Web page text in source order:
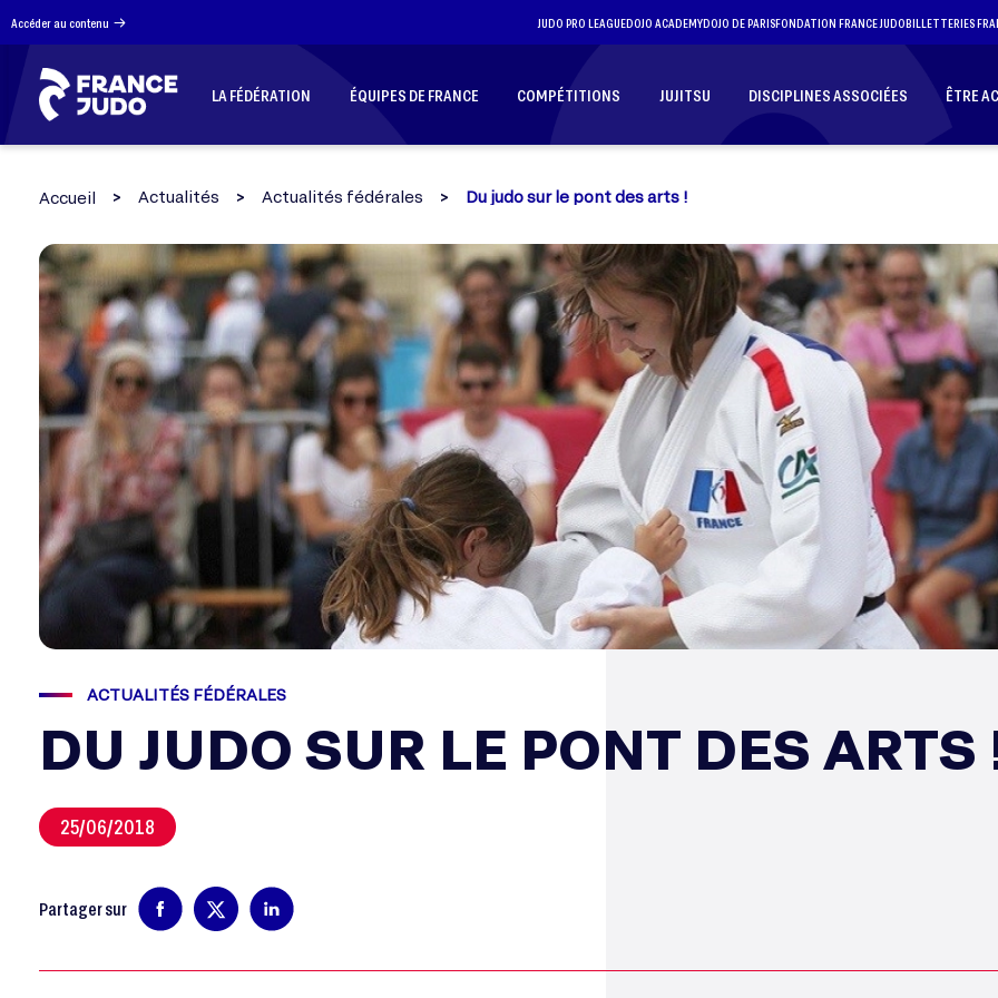
Accéder au contenu JUDO PRO LEAGUEDOJO ACADEMYDOJO DE PARISFONDATION FRANCE JUDOBILLETTERIES
LA FÉDÉRATION ÉQUIPES DE FRANCE COMPÉTITIONS JUJITSU DISCIPLINES ASSOCIÉES ÊTRE
Accueil Actualités Actualités fédérales Du judo sur le pont des arts !
ACTUALITÉS FÉDÉRALES
DU JUDO SUR LE PONT DES ARTS
25/06/2018
Partager sur
Panneau de gestion des cookies